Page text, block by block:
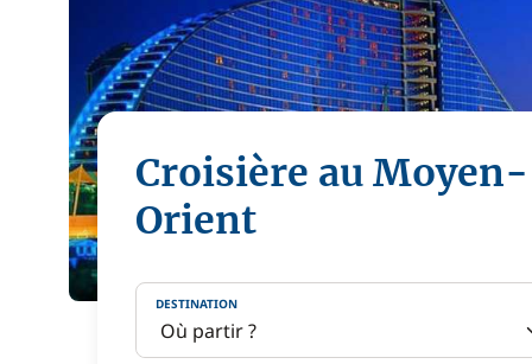
Croisière au Moyen-
Orient
DESTINATION